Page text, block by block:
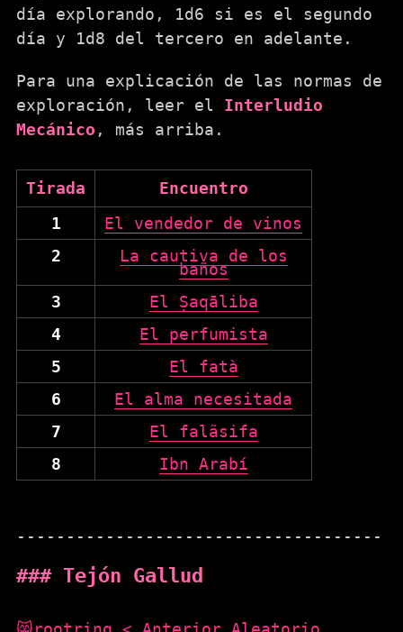
día explorando, 1d6 si es el segundo
día y 1d8 del tercero en adelante.
Para una explicación de las normas de
exploración, leer el Interludio
Mecánico , más arriba.
Tirada
Encuentro
1
El vendedor de vinos
2
La cautiva de los
baños
3
El Ṣaqāliba
4
El perfumista
5
El fatà
6
El alma necesitada
7
El falãsifa
8
Ibn Arabí
Tejón Gallud